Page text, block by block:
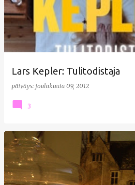
Lars Kepler: Tulitodistaja
päiväys: joulukuuta 09, 2012
3